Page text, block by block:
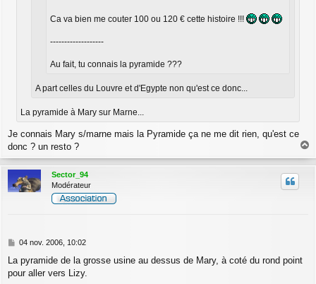
Ca va bien me couter 100 ou 120 € cette histoire !!!
-------------------
Au fait, tu connais la pyramide ???
A part celles du Louvre et d'Egypte non qu'est ce donc...
La pyramide à Mary sur Marne...
Je connais Mary s/marne mais la Pyramide ça ne me dit rien, qu'est ce
donc ? un resto ?
a
u
Sector_94
Modérateur
M
s
s
04 nov. 2006, 10:02
La pyramide de la grosse usine au dessus de Mary, à coté du rond point
pour aller vers Lizy.